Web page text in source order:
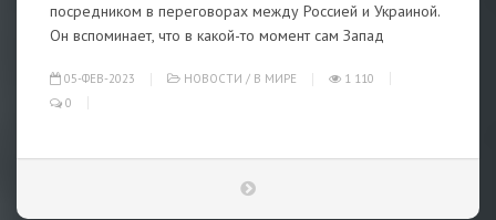
посредником в переговорах между Россией и Украиной.
Он вспоминает, что в какой-то момент сам Запад
05-ФЕВ-2023 НОВОСТИ / В МИРЕ
1 110
0